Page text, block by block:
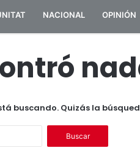
NACIONAL OPINIÓN
buscando. Quizás la